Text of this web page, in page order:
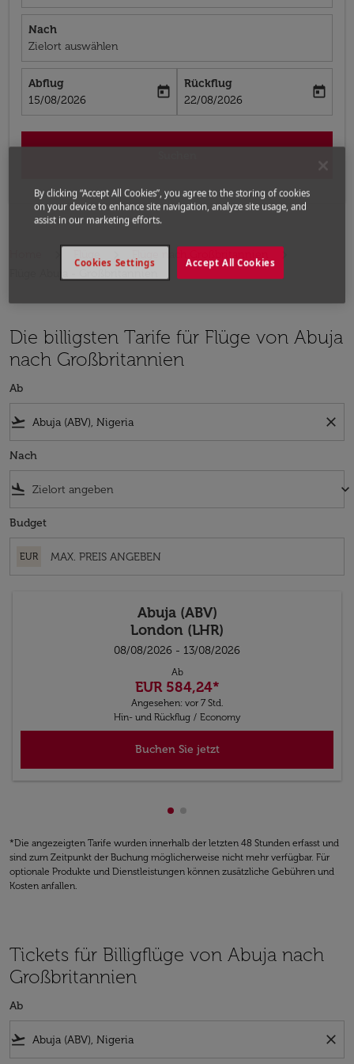
Nach
Zielort auswählen
Abflug
fc-booking-departure-date-aria-label
15/08/2026
today
Rückflug
fc-booking-return-date-aria-label
22/08/2026
today
Flüge Abuja - Großbritannien
Die billigsten Tarife für Flüge von Abuja
nach Großbritannien
Ab
flight_takeoff close
Nach
flight_land keyboard_arrow_down
Budget
EUR
Abuja (ABV)
London (LHR)
08/08/2026 - 13/08/2026
Ab
EUR 584,24*
Angesehen: vor 7 Std.
Hin- und Rückflug / Economy
Buchen Sie jetzt
zeigt cmp-pagination-
zeigt cmp-pagination-
*Die angezeigten Tarife wurden innerhalb der letzten 48 Stunden erfasst und
sind zum Zeitpunkt der Buchung möglicherweise nicht mehr verfügbar. Für
optionale Produkte und Dienstleistungen können zusätzliche Gebühren und
Kosten anfallen.
Tickets für Billigflüge von Abuja nach
Großbritannien
Ab
flight_takeoff close
By clicking “Accept All Cookies”, you agree to the storing of cookies
on your device to enhance site navigation, analyze site usage, and
assist in our marketing efforts.
Accept All Cookies
Cookies Settings